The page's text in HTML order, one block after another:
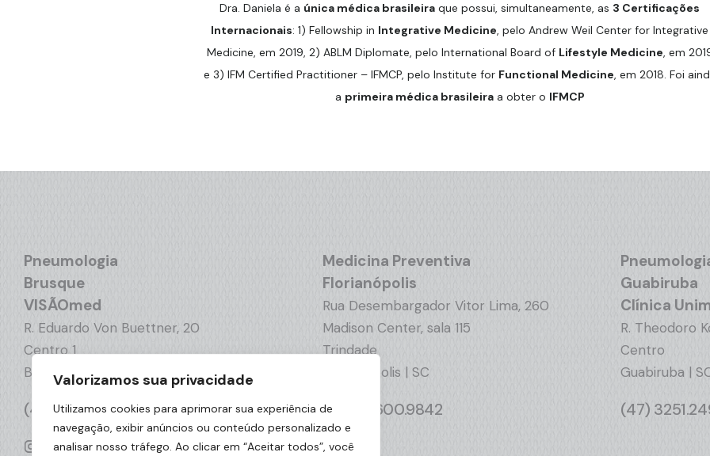
Valorizamos sua privacidade
Utilizamos cookies para aprimorar sua experiência de
navegação, exibir anúncios ou conteúdo personalizado e
analisar nosso tráfego. Ao clicar em “Aceitar todos”, você
Dra. Daniela é a única médica brasileira que possui, simultaneamente, as 3 Certificações
Internacionais: 1) Fellowship in Integrative Medicine, pelo Andrew Weil Center for Integrative
Medicine, em 2019, 2) ABLM Diplomate, pelo International Board of Lifestyle Medicine, em
e 3) IFM Certified Practitioner – IFMCP, pelo Institute for Functional Medicine, em 2018. Foi
a primeira médica brasileiraa obter o IFMCP
Pneumologia
Brusque
VISÃOmed
R. Eduardo Von Buettner, 20
Centro 1
Brusque | SC
(47) 3355.9967
Medicina Preventiva
Florianópolis
Rua Desembargador Vitor Lima, 260
Madison Center, sala 115
Trindade
Florianopolis | SC
(48) 99600.9842
Guabiruba
Clínica
R. Theodoro
Centro
Guabiruba |
(47)